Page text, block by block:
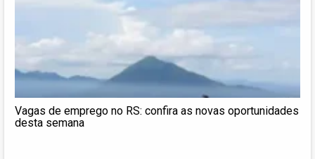
Vagas de emprego no RS: confira as novas oportunidades
desta semana